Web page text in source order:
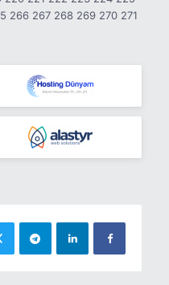
266 267 268 269 270 271